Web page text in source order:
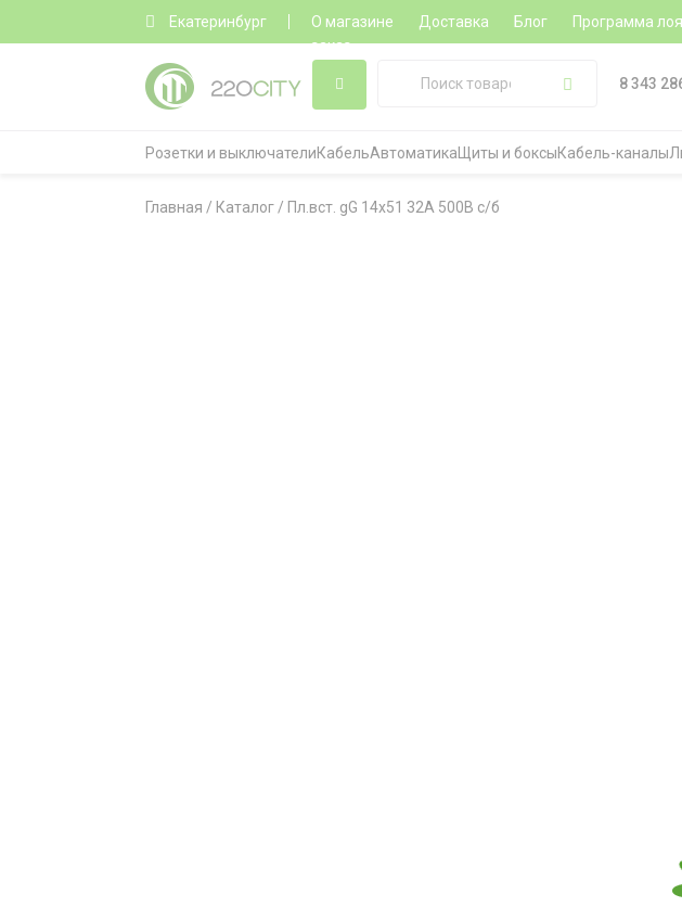
Екатеринбург О магазине Доставка Блог Программа
заказ
8 343
Розетки и выключателиКабельАвтоматика Щиты и боксыКабель-каналы
Главная / Каталог / Пл.вст. gG 14x51 32А 500В с/б